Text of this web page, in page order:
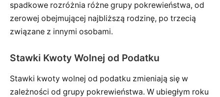
spadkowe rozróżnia różne grupy pokrewieństwa, od
zerowej obejmującej najbliższą rodzinę, po trzecią
związane z innymi osobami.
Stawki Kwoty Wolnej od Podatku
Stawki kwoty wolnej od podatku zmieniają się w
zależności od grupy pokrewieństwa. W ubiegłym roku